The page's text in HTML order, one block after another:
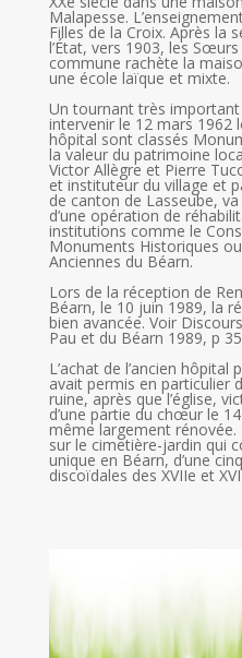
Malapesse.
Filles de la Croix. Après la
l’État, vers 1903, les
commune rachète la
une école laïque et mixte.
Un tournant très important
intervenir le 12 mars 1962
hôpital sont classés
la valeur du patrimoine
Victor Allègre et Pierre
et instituteur du village et
de canton de Lasseube,
d’une opération de
institutions comme le
Monuments Historiques
Anciennes du Béarn.
Lors de la réception de
Béarn, le 10 juin 1989, la
bien avancée. Voir
Pau et du Béarn 1989, p
L’achat de l’ancien
avait permis en particulier
ruine, après que l’église,
d’une partie du chœur le
même largement
sur le cimetière-jardin qui
unique en Béarn, d’une
discoïdales des XVIIe et